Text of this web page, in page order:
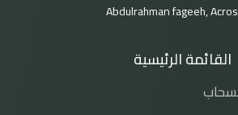
Abdulrahman fageeh,
القائمة الرئيسية